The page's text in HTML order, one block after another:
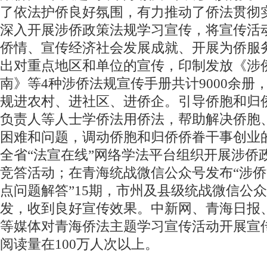
了依法护侨良好氛围，有力推动了侨法贯彻
深入开展涉侨政策法规学习宣传，将宣传活
侨情、宣传经济社会发展成就、开展为侨服
出对重点地区和单位的宣传，印制发放《涉
南》等4种涉侨法规宣传手册共计9000余册
规进农村、进社区、进侨企。引导侨胞和归
负责人等人士学侨法用侨法，帮助解决侨胞
困难和问题，调动侨胞和归侨侨眷干事创业
全省“法宣在线”网络学法平台组织开展涉侨
竞答活动；在青海统战微信公众号发布“涉
点问题解答”15期，市州及县级统战微信公
发，收到良好宣传效果。中新网、青海日报
等媒体对青海侨法主题学习宣传活动开展宣
阅读量在100万人次以上。